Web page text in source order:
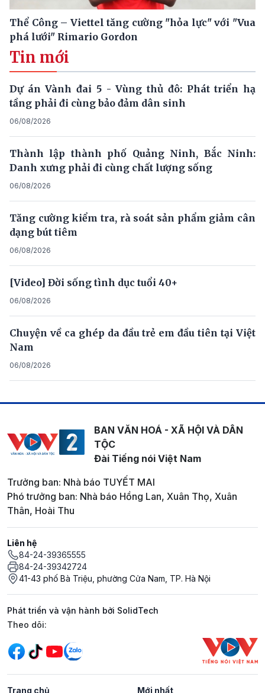
Thể Công – Viettel tăng cường "hỏa lực" với "Vua
phá lưới" Rimario Gordon
Tin mới
Dự án Vành đai 5 - Vùng thủ đô: Phát triển hạ
tầng phải đi cùng bảo đảm dân sinh
06/08/2026
Thành lập thành phố Quảng Ninh, Bắc Ninh:
Danh xưng phải đi cùng chất lượng sống
06/08/2026
Tăng cường kiểm tra, rà soát sản phẩm giảm cân
dạng bút tiêm
06/08/2026
[Video] Đời sống tình dục tuổi 40+
06/08/2026
Chuyện về ca ghép da đầu trẻ em đầu tiên tại Việt
Nam
06/08/2026
BAN VĂN HOÁ - XÃ HỘI VÀ DÂN
TỘC
Đài Tiếng nói Việt Nam
Trưởng ban: Nhà báo TUYẾT MAI
Phó trưởng ban: Nhà báo Hồng Lan, Xuân Thọ, Xuân
Thân, Hoài Thu
Liên hệ
84-24-39365555
84-24-39342724
41-43 phố Bà Triệu, phường Cửa Nam, TP. Hà Nội
Phát triển và vận hành bởi SolidTech
Mạng xã hội
Theo dõi:
Trang chủ Mới nhất